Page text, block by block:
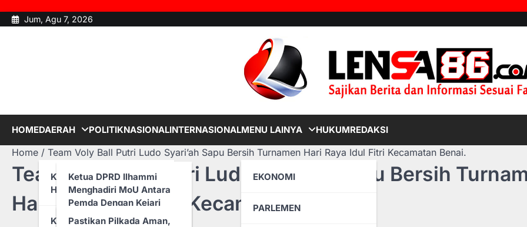
Skip Jum, Agu 7, 2026
HOMEDAERAH
KABUPATEN ROKAN
HILIR
Ketua DPRD Ilhammi
Menghadiri MoU Antara
Pemda Dengan Kejari
Rohil
KABUPATEN KUANTAN
Pastikan Pilkada Aman,
POLITIKNASIONALINTERNASIONALMENU LAINYA
EKONOMI
PARLEMEN
HUKUMREDAKSI
Home Team Voly Ball Putri Ludo Syari’ah Sapu Bersih Turnamen Hari Raya Idul Fitri Kecamatan Benai.
Team Voly Ball Putri Ludo Syari’ah Sapu Bersih
Hari Raya Idul Fitri Kecamatan Benai.